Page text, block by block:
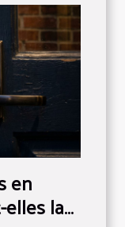
en
la